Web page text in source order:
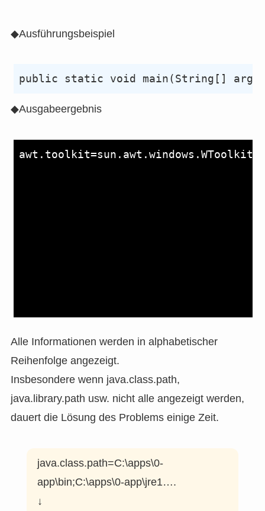
◆Ausführungsbeispiel
◆Ausgabeergebnis
Alle Informationen werden in alphabetischer
Reihenfolge angezeigt.
Insbesondere wenn java.class.path,
java.library.path usw. nicht alle angezeigt werden,
dauert die Lösung des Problems einige Zeit.
java.class.path=C:\apps\0-
app\bin;C:\apps\0-app\jre1….
↓